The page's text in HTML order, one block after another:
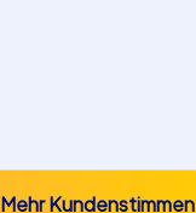
Mehr Kundenstimmen